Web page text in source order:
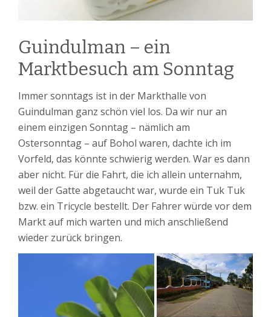
Guindulman – ein
Marktbesuch am Sonntag
Immer sonntags ist in der Markthalle von
Guindulman ganz schön viel los. Da wir nur an
einem einzigen Sonntag – nämlich am
Ostersonntag – auf Bohol waren, dachte ich im
Vorfeld, das könnte schwierig werden. War es dann
aber nicht. Für die Fahrt, die ich allein unternahm,
weil der Gatte abgetaucht war, wurde ein Tuk Tuk
bzw. ein Tricycle bestellt. Der Fahrer würde vor dem
Markt auf mich warten und mich anschließend
wieder zurück bringen.